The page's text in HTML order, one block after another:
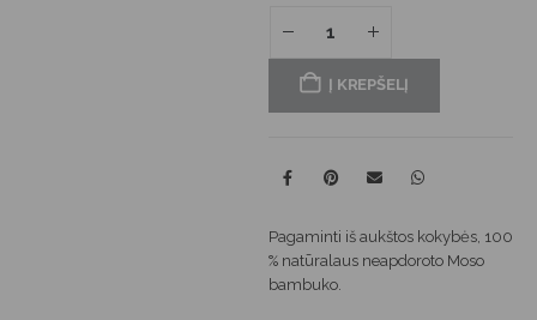
Į KREPŠELĮ
Pagaminti iš aukštos kokybės, 100
% natūralaus neapdoroto Moso
bambuko.